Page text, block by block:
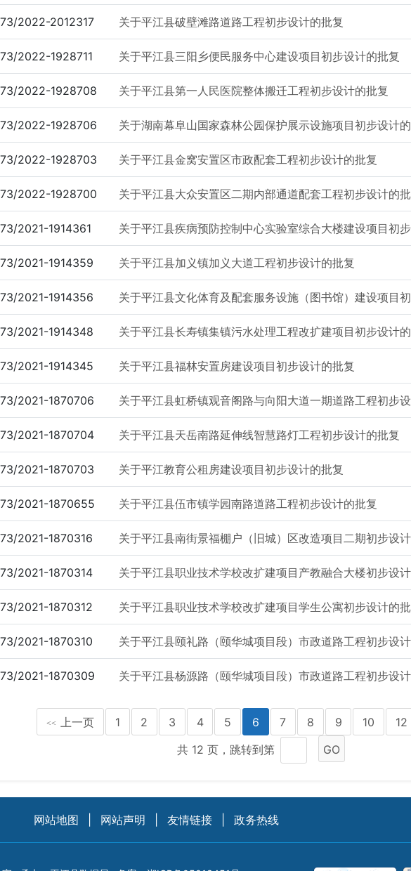
73/2022-2012317 关于平江县破壁滩路道路工程初步设计的批复
73/2022-1928711 关于平江县三阳乡便民服务中心建设项目初步设计的批复
73/2022-1928708 关于平江县第一人民医院整体搬迁工程初步设计的批复
73/2022-1928706 关于湖南幕阜山国家森林公园保护展示设施项目初步设计
73/2022-1928703 关于平江县金窝安置区市政配套工程初步设计的批复
73/2022-1928700 关于平江县大众安置区二期内部通道配套工程初步设计的
73/2021-1914361 关于平江县疾病预防控制中心实验室综合大楼建设项目初
73/2021-1914359 关于平江县加义镇加义大道工程初步设计的批复
73/2021-1914356 关于平江县文化体育及配套服务设施（图书馆）建设项目
73/2021-1914348 关于平江县长寿镇集镇污水处理工程改扩建项目初步设计
73/2021-1914345 关于平江县福林安置房建设项目初步设计的批复
73/2021-1870706 关于平江县虹桥镇观音阁路与向阳大道一期道路工程初步
73/2021-1870704 关于平江县天岳南路延伸线智慧路灯工程初步设计的批复
73/2021-1870703 关于平江教育公租房建设项目初步设计的批复
73/2021-1870655 关于平江县伍市镇学园南路道路工程初步设计的批复
73/2021-1870316 关于平江县南街景福棚户（旧城）区改造项目二期初步设
73/2021-1870314 关于平江县职业技术学校改扩建项目产教融合大楼初步设
73/2021-1870312 关于平江县职业技术学校改扩建项目学生公寓初步设计的
73/2021-1870310 关于平江县颐礼路（颐华城项目段）市政道路工程初步设
73/2021-1870309 关于平江县杨源路（颐华城项目段）市政道路工程初步设
<< 上一页 1 2 3 4 5 6 7 8 9 10 12
共 12 页，跳转到第 GO
网站地图 网站声明 友情链接 政务热线